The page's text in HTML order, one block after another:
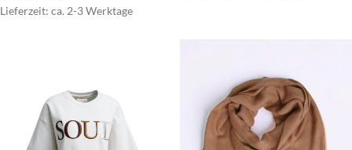
Lieferzeit: ca. 2-3 Werktage